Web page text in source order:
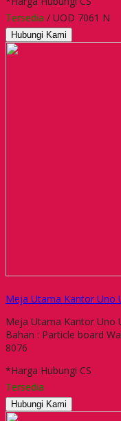
Tersedia / UOD 7061 N
Hubungi Kami
Meja Utama Kantor Uno
Meja Utama Kantor Uno
Bahan : Particle board
8076
*Harga Hubungi CS
Tersedia
Hubungi Kami